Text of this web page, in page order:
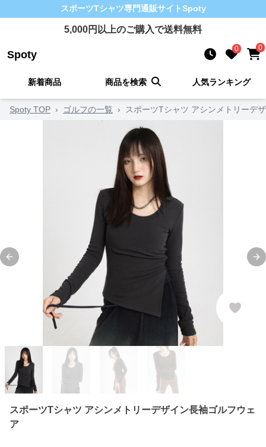
スポーツTシャツ専門通販サイトSpoty
5,000円以上のご購入で送料無料
Spoty 0 0
新着商品 商品を検索 人気ランキング
Spoty TOP › ゴルフの一覧 › スポーツTシャツ アシンメトリーデ
Previous slide
スポーツTシャツ アシンメトリーデザイン長袖ゴルフウェ
ア